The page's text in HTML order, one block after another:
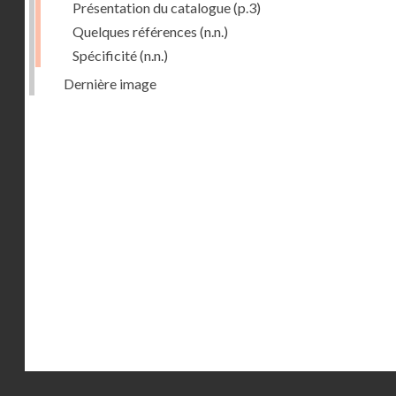
Présentation du catalogue(p.3)
Quelques références (n.n.)
Spécificité(n.n.)
Dernière image